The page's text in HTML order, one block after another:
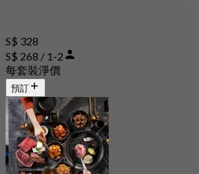
S$ 328
S$ 268 / 1-2
每套裝淨價
預訂